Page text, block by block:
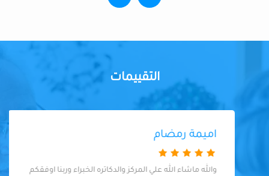
التقييمات
اميمة رمضام
والله ماشاء الله علي المركز والدكاتره الخبراء وربنا اوفقكم